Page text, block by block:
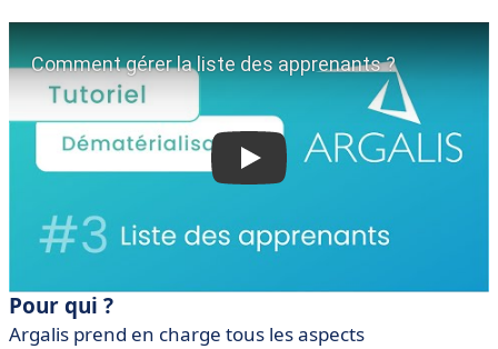
Pour qui ?
Argalis prend en charge tous les aspects